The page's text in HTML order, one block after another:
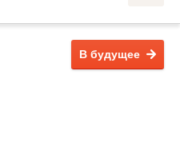
В будущее